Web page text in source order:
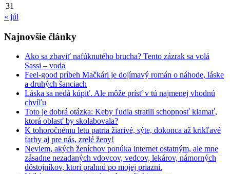
31
« júl
Najnovšie články
Ako sa zbaviť nafúknutého brucha? Tento zázrak sa volá
Sassi – voda
Feel-good príbeh Mačkári je dojímavý román o náhode, láske
a druhých šanciach
Láska sa nedá kúpiť. Ale môže prísť v tú najmenej vhodnú
chvíľu
Toto je dobrá otázka: Keby ľudia stratili schopnosť klamať,
ktorá oblasť by skolabovala?
K tohoročnému letu patria žiarivé, sýte, dokonca až krikľavé
farby aj pre nás, zrelé ženy!
Neviem, akých ženíchov ponúka internet ostatným, ale mne
zásadne nezadaných vdovcov, vedcov, lekárov, námorných
dôstojníkov, ktorí prahnú po mojej priazni.